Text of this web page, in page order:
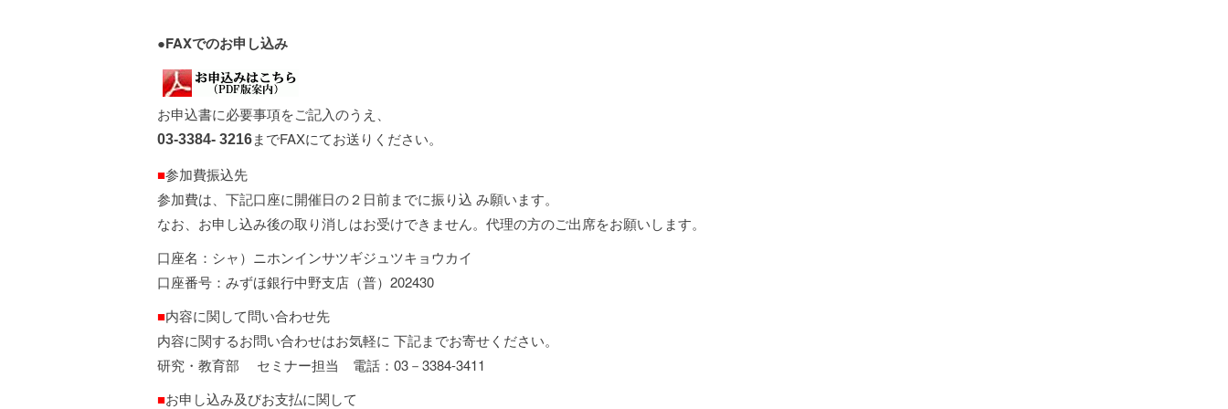
●FAXでのお申し込み
お申込書に必要事項をご記入のうえ、
03-3384- 3216までFAXにてお送りください。
■参加費振込先
参加費は、下記口座に開催日の２日前までに振り込 み願います。
なお、お申し込み後の取り消しはお受けできません。代理の方のご出席をお願いします。
口座名：シャ）ニホンインサツギジュツキョウカイ
口座番号：みずほ銀行中野支店（普）202430
■内容に関して問い合わせ先
内容に関するお問い合わせはお気軽に 下記までお寄せください。
研究・教育部 セミナー担当 電話：03－3384-3411
■お申し込み及びお支払に関して